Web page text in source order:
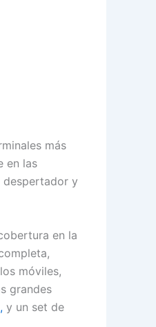
más
en las
despertador y
en la
móviles,
grandes
y un set de